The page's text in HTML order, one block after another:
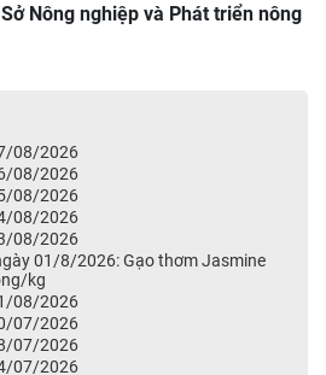
Nông nghiệp và Phát triển nông
08/2026
08/2026
08/2026
08/2026
08/2026
01/8/2026: Gạo thơm Jasmine
kg
08/2026
07/2026
07/2026
07/2026